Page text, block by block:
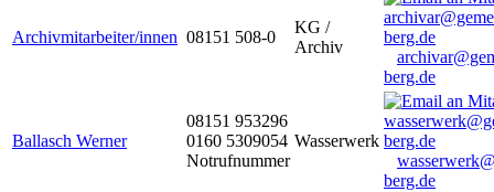
Archivmitarbeiter/innen 08151 508-0
KG /
Archiv
berg.de
Ballasch Werner
08151 953296
0160 5309054
Notrufnummer
Wasserwerk
berg.de